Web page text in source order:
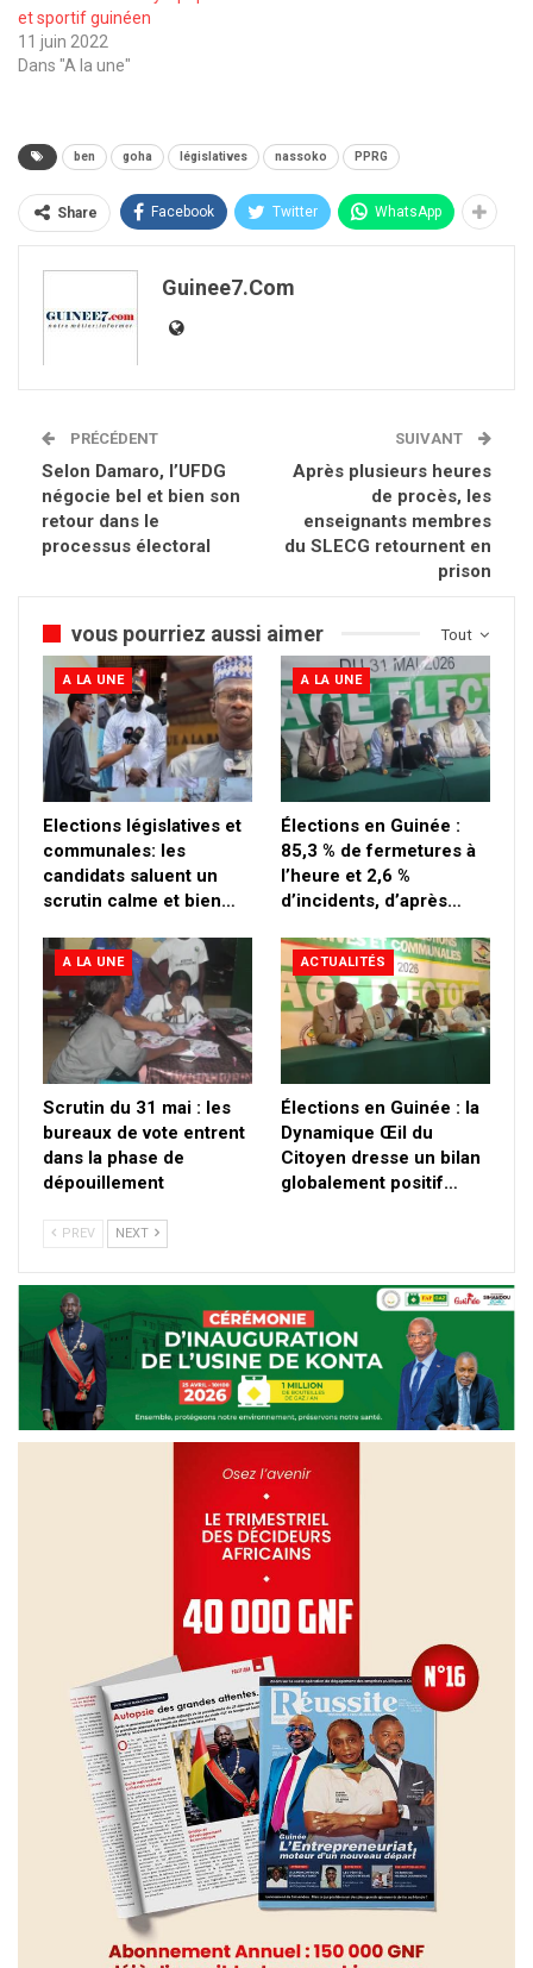
et sportif guinéen
11 juin 2022
Dans "A la une"
ben goha législatives nassoko PPRG
Share Facebook Twitter WhatsApp
Guinee7.com
PRÉCÉDENT
Selon Damaro, l’UFDG
négocie bel et bien son
retour dans le
processus électoral
SUIVANT
Après plusieurs heures
de procès, les
enseignants membres
du SLECG retournent en
prison
Tout
vous pourriez aussi aimer
A LA UNE
Elections législatives et
communales: les
candidats saluent un
scrutin calme et bien…
A LA UNE
Élections en Guinée :
85,3 % de fermetures à
l’heure et 2,6 %
d’incidents, d’après…
A LA UNE
Scrutin du 31 mai : les
bureaux de vote entrent
dans la phase de
dépouillement
ACTUALITÉS
Élections en Guinée : la
Dynamique Œil du
Citoyen dresse un bilan
globalement positif…
PREV NEXT